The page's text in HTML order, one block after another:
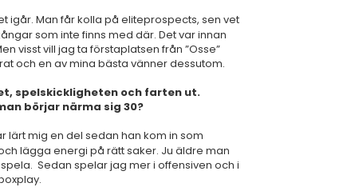
igår. Man får kolla på eliteprospects, sen vet
som inte finns med där. Det var innan
visst vill jag ta förstaplatsen från ”Osse”
och en av mina bästa vänner dessutom.
spelskickligheten och farten ut.
börjar närma sig 30?
lärt mig en del sedan han kom in som
lägga energi på rätt saker. Ju äldre man
Sedan spelar jag mer i offensiven och i